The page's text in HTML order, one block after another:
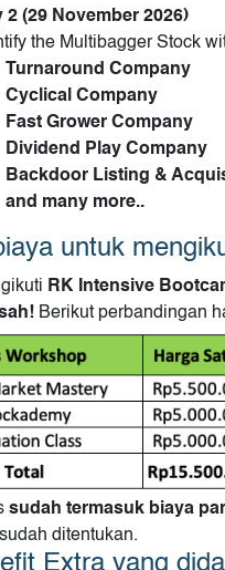
2 (29 November 2026)
the Multibagger Stock
Turnaround Company
Cyclical Company
Fast Grower Company
Dividend Play Company
Backdoor Listing &
and many more..
untuk
RK Intensive
Berikut perbandingan
sudah termasuk biaya
ditentukan.
Extra yang